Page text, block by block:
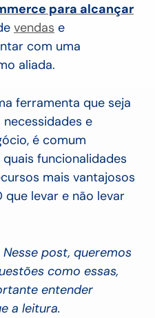
para alcançar
vendas e
com uma
aliada.
ferramenta que seja
e
é comum
funcionalidades
mais vantajosos
que levar e não levar
post, queremos
como essas,
entender
a leitura.